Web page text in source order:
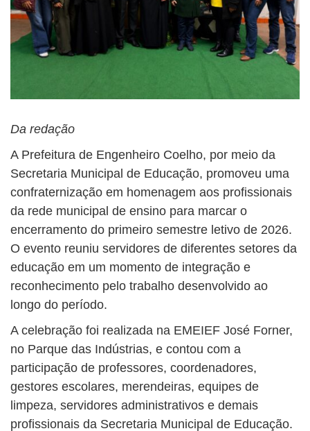
Da redação
A Prefeitura de Engenheiro Coelho, por meio da
Secretaria Municipal de Educação, promoveu uma
confraternização em homenagem aos profissionais
da rede municipal de ensino para marcar o
encerramento do primeiro semestre letivo de 2026.
O evento reuniu servidores de diferentes setores da
educação em um momento de integração e
reconhecimento pelo trabalho desenvolvido ao
longo do período.
A celebração foi realizada na EMEIEF José Forner,
no Parque das Indústrias, e contou com a
participação de professores, coordenadores,
gestores escolares, merendeiras, equipes de
limpeza, servidores administrativos e demais
profissionais da Secretaria Municipal de Educação.